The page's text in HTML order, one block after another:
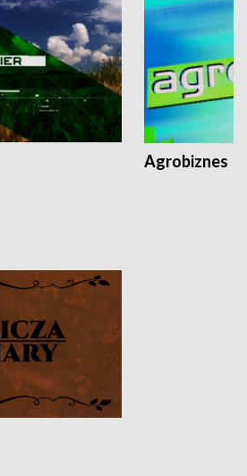
Agrobiznes